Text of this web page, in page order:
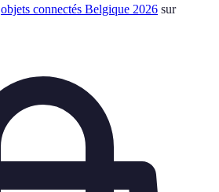
objets connectés Belgique 2026 sur